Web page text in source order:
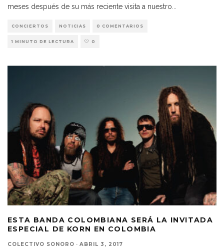
meses después de su más reciente visita a nuestro
CONCIERTOS NOTICIAS 0 COMENTARIOS
1 MINUTO DE LECTURA 0
ESTA BANDA COLOMBIANA SERÁ LA INVITADA
ESPECIAL DE KORN EN COLOMBIA
COLECTIVO SONORO · ABRIL 3, 2017